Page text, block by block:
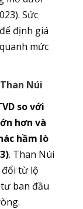
Sức
định giá
mức
Núi
so với
hơn và
hầm lò
. Than Núi
đổi từ lộ
ban đầu